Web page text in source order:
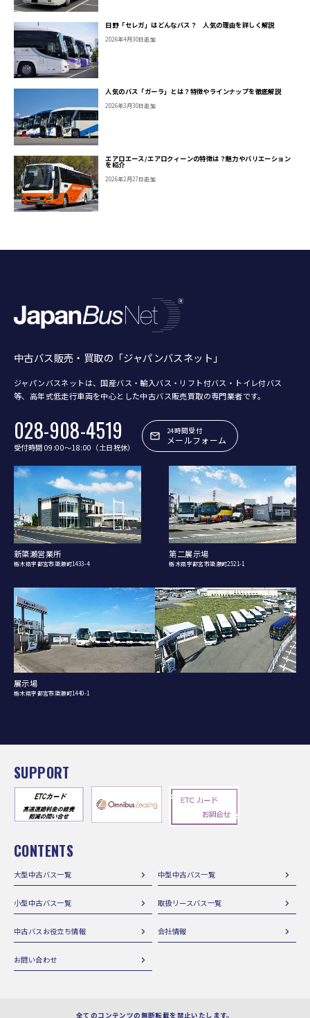
日野「セレガ」はどんなバス？ 人気の理由を詳しく解説
2026年4月30日追加
人気のバス「ガーラ」とは？特徴やラインナップを徹底解説
2026年3月30日追加
エアロエース/エアロクィーンの特徴は？魅力やバリエーション
を紹介
2026年2月27日追加
中古バス販売・買取の「ジャパンバスネット」
ジャパンバスネットは、国産バス・輸入バス・リフト付バス・トイレ付バス
等、 高年式低走行車両を中心とした中古バス販売買取の専門業者です。
028-908-4519
受付時間 09:00〜18:00（土日祝休）
24時間受付
メールフォーム
新簗瀬営業所
栃木県宇都宮市簗瀬町1433-4
第二展示場
栃木県宇都宮市簗瀬町2521-1
展示場
栃木県宇都宮市簗瀬町1440-1
SUPPORT
CONTENTS
大型中古バス一覧 中型中古バス一覧
小型中古バス一覧 取扱リースバス一覧
中古バスお役立ち情報 会社情報
お問い合わせ
全てのコンテンツの無断転載を禁止いたします。